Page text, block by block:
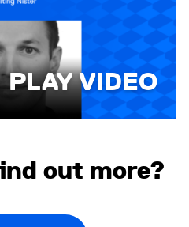
PLAY VIDEO
out more?